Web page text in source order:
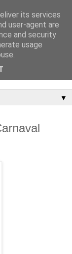
▼
its services
user-agent are
and security
usage